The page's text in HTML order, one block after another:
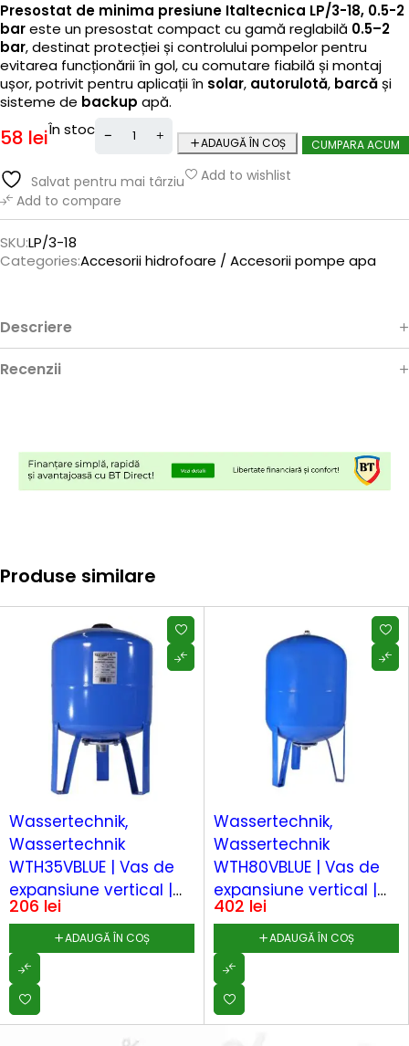
Presostat de minima presiune Italtecnica LP/3-18, 0.5-2
bareste un presostat compact cu gamă reglabilă 0.5–2
bar, destinat protecției și controlului pompelor pentru
evitarea funcționării în gol, cu comutare fiabilă și montaj
ușor, potrivit pentru aplicații în solar, autorulotă, barcăși
sisteme de backup apă.
58 leiÎn stoc
ADAUGĂ ÎN COȘ CUMPARA ACUM
Salvat pentru mai târziu
Add to wishlist
Add to compare
SKU:LP/3-18
Categories:Accesorii hidrofoare / Accesorii pompe apa
Descriere
Recenzii
Produse similare
Wassertechnik,
Wassertechnik
WTH35VBLUE | Vas de
expansiune vertical |
35 L apă rece |
Presiune max. 10 bari |
Cu suport
206 lei
ADAUGĂ ÎN COȘ
Wassertechnik,
Wassertechnik
WTH80VBLUE | Vas de
expansiune vertical |
80 L apă rece |
Presiune max. 10 bari |
Cu suport
402 lei
ADAUGĂ ÎN COȘ